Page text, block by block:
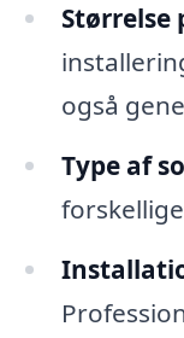
også
Type af